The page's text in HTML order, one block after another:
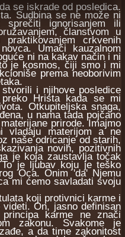
se iskrade od posledica.
Sudbina se ne može ni
ignorisanjem ili
članstvom u
crkvenih
Umaći kauzalnom
ni na kakav način i ni
je kosmos, čiji smo i mi
prema neoborivim
i njihove posledice
Hrista kada se mi
Otkupiteljska snaga,
u nama tada pojčano
prirode. Imajmo
vladaju materijom a ne
naše odricanje od starih,
novih, pozitivnih
je koja zaustavlja točak
je ljubav koju je teško
Oca. Onim 'da' Njemu
mi ćemo savladati svoju
koji protivnici karme i
On, jasno definisan
principa karme ne znači
zakonu. Svakome je
a da time zakonitost